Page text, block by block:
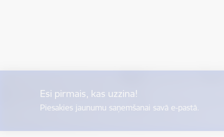
Esi pirmais, kas uzzina!
Piesakies jaunumu saņemšanai savā e-pastā.